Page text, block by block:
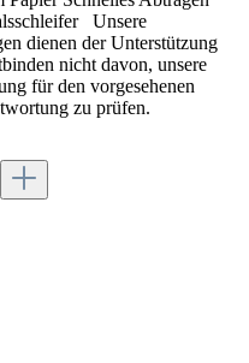
Unsere
dienen der Unterstützung
nicht davon, unsere
für den vorgesehenen
zu prüfen.